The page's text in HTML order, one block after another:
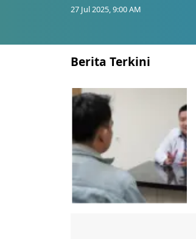
27 Jul 2025, 9:00 AM
Berita Terkini